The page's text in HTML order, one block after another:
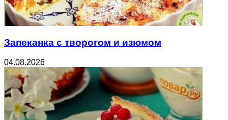
Запеканка с творогом и изюмом
04.08.2026